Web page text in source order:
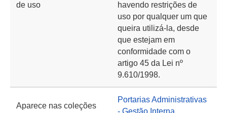
de uso
havendo restrições de
uso por qualquer um que
queira utilizá-la, desde
que estejam em
conformidade com o
artigo 45 da Lei nº
9.610/1998.
Aparece nas coleções
Portarias Administrativas
- Gestão Interna